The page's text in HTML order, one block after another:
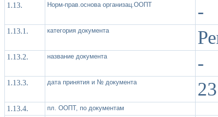
1.13. Норм-прав.основа организац.ООПТ -
1.13.1. категория документа
1.13.2. название документа -
1.13.3. дата принятия и № документа
1.13.4. пл. ООПТ, по документам